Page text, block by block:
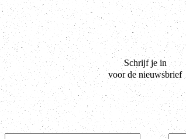
Schrijf je in
voor de nieuwsbrief